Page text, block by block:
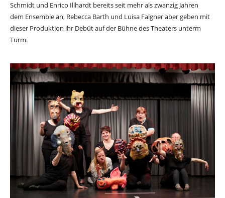
Schmidt und Enrico Illhardt bereits seit mehr als zwanzig Jahren
dem Ensemble an, Rebecca Barth und Luisa Falgner aber geben mit
dieser Produktion ihr Debüt auf der Bühne des Theaters unterm
Turm.